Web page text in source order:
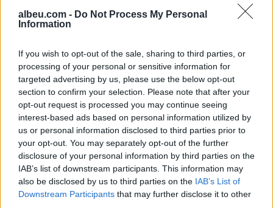
albeu.com - Do Not Process My Personal
Information
If you wish to opt-out of the sale, sharing to third parties, or
processing of your personal or sensitive information for
targeted advertising by us, please use the below opt-out
section to confirm your selection. Please note that after your
opt-out request is processed you may continue seeing
interest-based ads based on personal information utilized by
us or personal information disclosed to third parties prior to
your opt-out. You may separately opt-out of the further
disclosure of your personal information by third parties on the
IAB’s list of downstream participants. This information may
also be disclosed by us to third parties on the IAB’s List of
Downstream Participants that may further disclose it to other
Rusia mund të presë deri
në 50 mijë trupa nga
Koreja e Veriut
po u vjen fundi?
Meteorologia tregon se
kur nis rënia e
temperaturave
Protestuesit vijojnë
qëndresën, pas fjalimeve
Zjarri në Krujë, Nufi dhe
Lamallari: Forcat po